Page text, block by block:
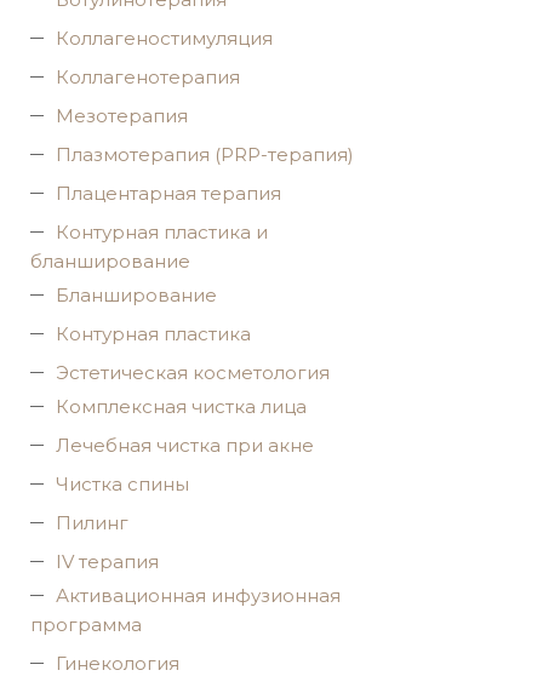
Коллагеностимуляция
Коллагенотерапия
Мезотерапия
Плазмотерапия (PRP-терапия)
Плацентарная терапия
Контурная пластика и
бланширование
Бланширование
Контурная пластика
Эстетическая косметология
Комплексная чистка лица
Лечебная чистка при акне
Чистка спины
Пилинг
IV терапия
Активационная инфузионная
программа
Гинекология